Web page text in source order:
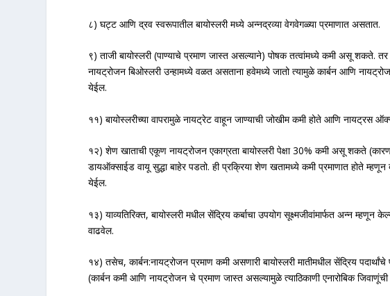
८) घट्ट आणि द्रव स्वरूपातील बायोस्लरी मध्ये अन्नद्रव्या वेगवेगळ्या प्रमाणात असतात.
९) ताजी बायोस्लरी (पाण्याचे प्रमाण जास्त असल्याने) पोषक तत्वांमध्ये कमी असू शकते.
नायट्रोजन बिओस्लरी उन्हामध्ये वळत असताना हवेमध्ये जातो त्यामुळे कार्बन आणि
येईल.
११) बायोस्लरीच्या वापरामुळे नायट्रेट वाहून जाण्याची जोखीम कमी होते आणि नायट्रस
१२) शेण खाताची एकूण नायट्रोजन एकाग्रता बायोस्लरी पेक्षा 30% कमी असू शकते
डायऑक्साईड वायू सुद्धा बाहेर पडतो. ही प्रक्रिया शेण खतामध्ये कमी प्रमाणात होते
येईल.
१३) याव्यतिरिक्त, बायोस्लरी मधील सेंद्रिय कर्बाचा उपयोग सूक्ष्मजीवांमार्फत अन्न
वाढवेल.
१४) तसेच, कार्बन:नायट्रोजन प्रमाण कमी असणारी बायोस्लरी मातीमधील सेंद्रिय
(कार्बन कमी आणि नायट्रोजन चे प्रमाण जास्त असल्यामुळे त्याठिकाणी एनारोबिक